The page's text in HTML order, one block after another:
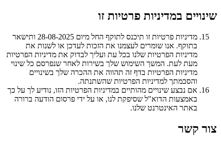
שינויים במדיניות פרטיות זו
מדיניות פרטיות זו תיכנס לתוקף החל מיום 28-08-2025 ותישאר
בתוקף. אנו שומרים לעצמנו את הזכות לעדכן או לשנות את
מדיניות הפרטיות שלנו בכל עת ועליך לבדוק את מדיניות הפרטיות
מעת לעת. המשך השימוש שלך בשירות לאחר שנפרסם כל שינוי
מדיניות הפרטיות בדף זה תהווה את ההכרה שלך בשינויים
והסכמתך למדיניות הפרטיות שהשתנתה.
אם נבצע שינויים מהותיים במדיניות הפרטיות הזו, נודיע לך על כך
באמצעות הדוא"ל שסיפקת לנו, או על ידי פרסום הודעה ברורה
באתר האינטרנט שלנו.
צור קשר